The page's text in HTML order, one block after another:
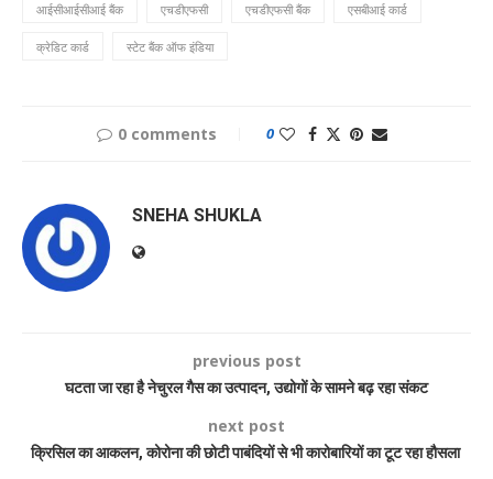
आईसीआईसीआई बैंक एचडीएफसी एचडीएफसी बैंक एसबीआई कार्ड
क्रेडिट कार्ड स्टेट बैंक ऑफ इंडिया
0 comments 0
SNEHA SHUKLA
previous post
घटता जा रहा है नेचुरल गैस का उत्पादन, उद्योगों के सामने बढ़ रहा संकट
next post
क्रिसिल का आकलन, कोरोना की छोटी पाबंदियों से भी कारोबारियों का टूट रहा हौसला